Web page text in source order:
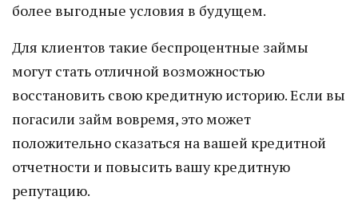
более выгодные условия в будущем.
Для клиентов такие беспроцентные займы
могут стать отличной возможностью
восстановить свою кредитную историю. Если вы
погасили займ вовремя, это может
положительно сказаться на вашей кредитной
отчетности и повысить вашу кредитную
репутацию.